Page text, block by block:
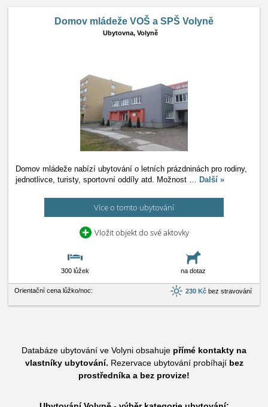
Domov mládeže VOŠ a SPŠ Volyně
Ubytovna, Volyně
Domov mládeže nabízí ubytování o letních prázdninách pro rodiny,
jednotlivce, turisty, sportovní oddíly atd. Možnost … Další »
Více o tomto ubytování
Vložit objekt do své aktovky
300 lůžek na dotaz
Orientační cena lůžko/noc: 230 Kč bez stravování
Databáze ubytování ve Volyni obsahuje přímé kontakty na
vlastníky ubytování. Rezervace ubytování probíhají bez
prostředníka a bez provize!